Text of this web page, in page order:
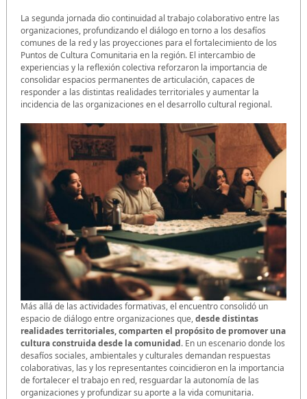
La segunda jornada dio continuidad al trabajo colaborativo entre las
organizaciones, profundizando el diálogo en torno a los desafíos
comunes de la red y las proyecciones para el fortalecimiento de los
Puntos de Cultura Comunitaria en la región. El intercambio de
experiencias y la reflexión colectiva reforzaron la importancia de
consolidar espacios permanentes de articulación, capaces de
responder a las distintas realidades territoriales y aumentar la
incidencia de las organizaciones en el desarrollo cultural regional.
Más allá de las actividades formativas, el encuentro consolidó un
espacio de diálogo entre organizaciones que,desde distintas
realidades territoriales, comparten el propósito de promover una
cultura construida desde la comunidad. En un escenario donde los
desafíos sociales, ambientales y culturales demandan respuestas
colaborativas, las y los representantes coincidieron en la importancia
de fortalecer el trabajo en red, resguardar la autonomía de las
organizaciones y profundizar su aporte a la vida comunitaria.